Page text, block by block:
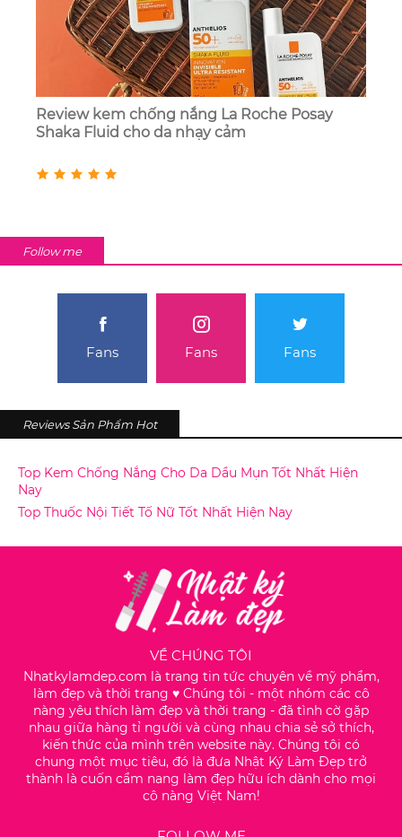
Review kem chống nắng La Roche Posay
Shaka Fluid cho da nhạy cảm
Follow me
Fans Fans Fans
Reviews Sản Phẩm Hot
Top Kem Chống Nắng Cho Da Dầu Mụn Tốt Nhất Hiện
Nay
Top Thuốc Nội Tiết Tố Nữ Tốt Nhất Hiện Nay
VỀ CHÚNG TÔI
Nhatkylamdep.com là trang tin tức chuyên về mỹ phẩm,
làm đẹp và thời trang ♥️ Chúng tôi - một nhóm các cô
nàng yêu thích làm đẹp và thời trang - đã tình cờ gặp
nhau giữa hàng tỉ người và cùng nhau chia sẻ sở thích,
kiến thức của mình trên website này. Chúng tôi có
chung một mục tiêu, đó là đưa Nhật Ký Làm Đẹp trở
thành là cuốn cẩm nang làm đẹp hữu ích dành cho mọi
cô nàng Việt Nam!